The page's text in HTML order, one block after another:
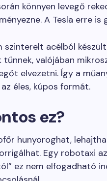
könnyen levegő
A Tesla erre is
szinterelt acélból
tűnnek, valójában
elvezetni. Így a
éles, kúpos formát.
ez?
hunyoroghat,
Egy robotaxi
ez nem elfogadható